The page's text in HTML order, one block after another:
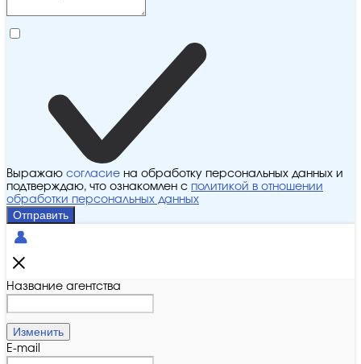
Выражаю согласие на обработку персональных данных и
подтверждаю, что ознакомлен с политикой в отношении
обработки персональных данных
Отправить
Название агентства
Изменить
E-mail